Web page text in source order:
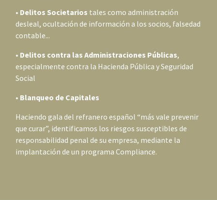
• Delitos Societarios tales como administración
desleal, ocultación de información a los socios, falsedad
contable...
• Delitos contra las Administraciones Públicas,
especialmente contra la Hacienda Pública y Seguridad
Social
• Blanqueo de Capitales
Haciendo gala del refranero español “más vale prevenir
que curar”, identificamos los riesgos susceptibles de
responsabilidad penal de su empresa, mediante la
implantación de un programa Compliance.